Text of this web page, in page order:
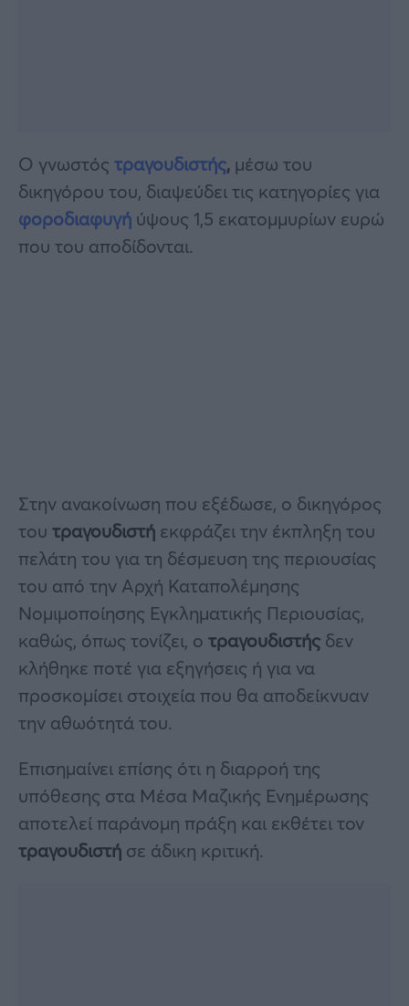
Ο γνωστός τραγουδιστής, μέσω του
δικηγόρου του, διαψεύδει τις κατηγορίες για
φοροδιαφυγή ύψους 1,5 εκατομμυρίων ευρώ
που του αποδίδονται.
Στην ανακοίνωση που εξέδωσε, ο δικηγόρος
του τραγουδιστή εκφράζει την έκπληξη του
πελάτη του για τη δέσμευση της περιουσίας
του από την Αρχή Καταπολέμησης
Νομιμοποίησης Εγκληματικής Περιουσίας,
καθώς, όπως τονίζει, ο τραγουδιστής δεν
κλήθηκε ποτέ για εξηγήσεις ή για να
προσκομίσει στοιχεία που θα αποδείκνυαν
την αθωότητά του.
Επισημαίνει επίσης ότι η διαρροή της
υπόθεσης στα Μέσα Μαζικής Ενημέρωσης
αποτελεί παράνομη πράξη και εκθέτει τον
τραγουδιστή σε άδικη κριτική.